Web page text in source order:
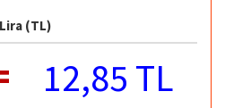
(TL)
12,85 TL